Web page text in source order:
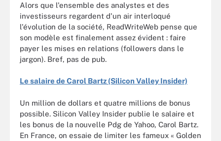
Alors que l'ensemble des analystes et des
investisseurs regardent d'un air interloqué
l'évolution de la société, ReadWriteWeb pense que
son modèle est finalement assez évident : faire
payer les mises en relations (followers dans le
jargon). Bref, pas de pub.
Le salaire de Carol Bartz (Silicon Valley Insider)
Un million de dollars et quatre millions de bonus
possible. Silicon Valley Insider publie le salaire et
les bonus de la nouvelle Pdg de Yahoo, Carol Bartz.
En France, on essaie de limiter les fameux « Golden